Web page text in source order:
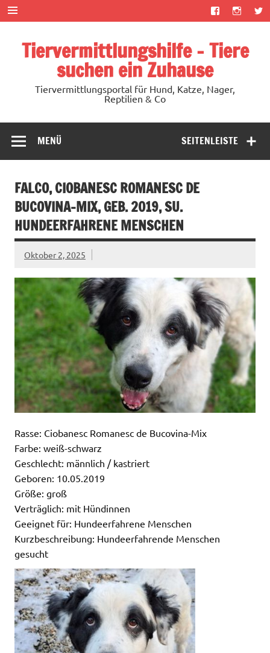
Zum
Inhalt
springen
Tiervermittlungshilfe – Tiere
suchen ein Zuhause
Tiervermittlungsportal für Hund, Katze, Nager,
Reptilien & Co
SEITENLEISTE
MENÜ
FALCO, CIOBANESC ROMANESC DE
BUCOVINA-MIX, GEB. 2019, SU.
HUNDEERFAHRENE MENSCHEN
Oktober 2, 2025
Rasse: Ciobanesc Romanesc de Bucovina-Mix
Farbe: weiß-schwarz
Geschlecht: männlich / kastriert
Geboren: 10.05.2019
Größe: groß
Verträglich: mit Hündinnen
Geeignet für: Hundeerfahrene Menschen
Kurzbeschreibung: Hundeerfahrende Menschen
gesucht